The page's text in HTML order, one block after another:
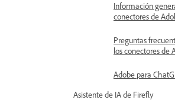
Información
conectores de
Preguntas
los conectores de
Adobe para
Asistente de IA de Firefly